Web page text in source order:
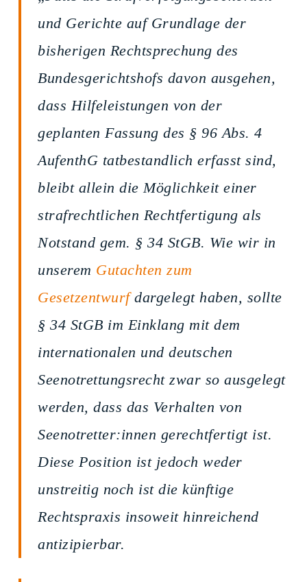
und Gerichte auf Grundlage der
bisherigen Rechtsprechung des
Bundesgerichtshofs davon ausgehen,
dass Hilfeleistungen von der
geplanten Fassung des § 96 Abs. 4
AufenthG tatbestandlich erfasst sind,
bleibt allein die Möglichkeit einer
strafrechtlichen Rechtfertigung als
Notstand gem. § 34 StGB. Wie wir in
unserem Gutachten zum
Gesetzentwurfdargelegt haben, sollte
§ 34 StGB im Einklang mit dem
internationalen und deutschen
Seenotrettungsrecht zwar so ausgelegt
werden, dass das Verhalten von
Seenotretter:innen gerechtfertigt ist.
Diese Position ist jedoch weder
unstreitig noch ist die künftige
Rechtspraxis insoweit hinreichend
antizipierbar.